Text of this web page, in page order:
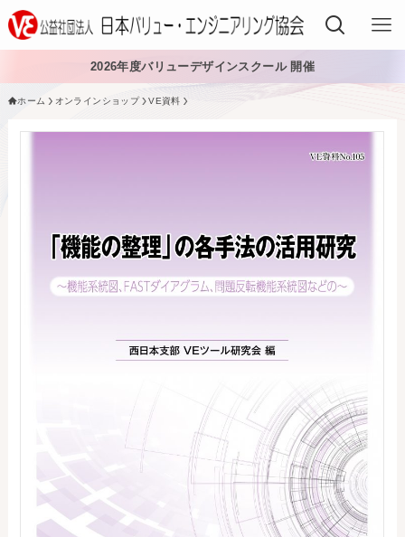
VEの資格
入会する
事務局・勤務体制
アクセス
2026年度バリューデザインスクール 開催
ホーム オンラインショップ VE資料